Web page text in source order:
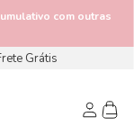
com outras
Grátis